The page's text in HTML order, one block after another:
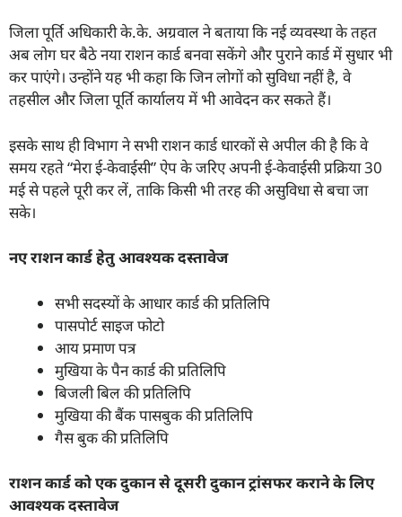
जिला पूर्ति अधिकारी के.के. अग्रवाल ने बताया कि नई व्यवस्था के तहत
अब लोग घर बैठे नया राशन कार्ड बनवा सकेंगे और पुराने कार्ड में सुधार भी
कर पाएंगे। उन्होंने यह भी कहा कि जिन लोगों को सुविधा नहीं है, वे
तहसील और जिला पूर्ति कार्यालय में भी आवेदन कर सकते हैं।
इसके साथ ही विभाग ने सभी राशन कार्ड धारकों से अपील की है कि वे
समय रहते “मेरा ई-केवाईसी” ऐप के जरिए अपनी ई-केवाईसी प्रक्रिया 30
मई से पहले पूरी कर लें, ताकि किसी भी तरह की असुविधा से बचा जा
सके।
नए राशन कार्ड हेतु आवश्यक दस्तावेज
सभी सदस्यों के आधार कार्ड की प्रतिलिपि
पासपोर्ट साइज फोटो
आय प्रमाण पत्र
मुखिया के पैन कार्ड की प्रतिलिपि
बिजली बिल की प्रतिलिपि
मुखिया की बैंक पासबुक की प्रतिलिपि
गैस बुक की प्रतिलिपि
राशन कार्ड को एक दुकान से दूसरी दुकान ट्रांसफर कराने के लिए
आवश्यक दस्तावेज